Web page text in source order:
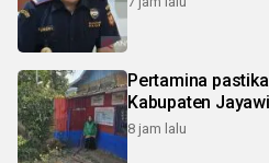
Pertamina
Kabupaten
8 jam lalu